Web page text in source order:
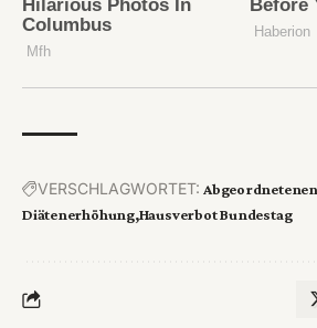
VERSCHLAGWORTET:
Diätenerhöhung Hausverbot Bundestag